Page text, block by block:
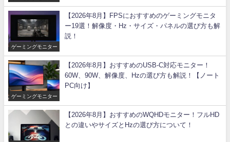
ゲーミングモニター
【2026年8月】FPSにおすすめのゲーミングモニタ
ー19選！解像度・Hz・サイズ・パネルの選び方も解
説！
ゲーミングモニター
【2026年8月】おすすめのUSB-C対応モニター！
60W、90W、解像度、Hzの選び方も解説！【ノート
PC向け】
【2026年8月】おすすめのWQHDモニター！フルHD
との違いやサイズとHzの選び方について！